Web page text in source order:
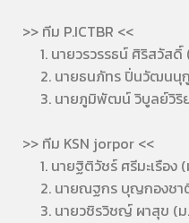
>> ทีม P.ICTBR <<
1. นายวรวรรธน์ ศิริสวัสดิ์
2. นายธนภัทร ปิ่นวัฒนนุ
3. นายภูมิพัฒน์ วิบูลย์วิริ
>> ทีม KSN jorpor <<
1. นายฐิติวัชร์ ศรีมะเรือง
2. นายณฐกร บุญกองชา
3. นายวชิรวิชญ์ ผาสุข (ม